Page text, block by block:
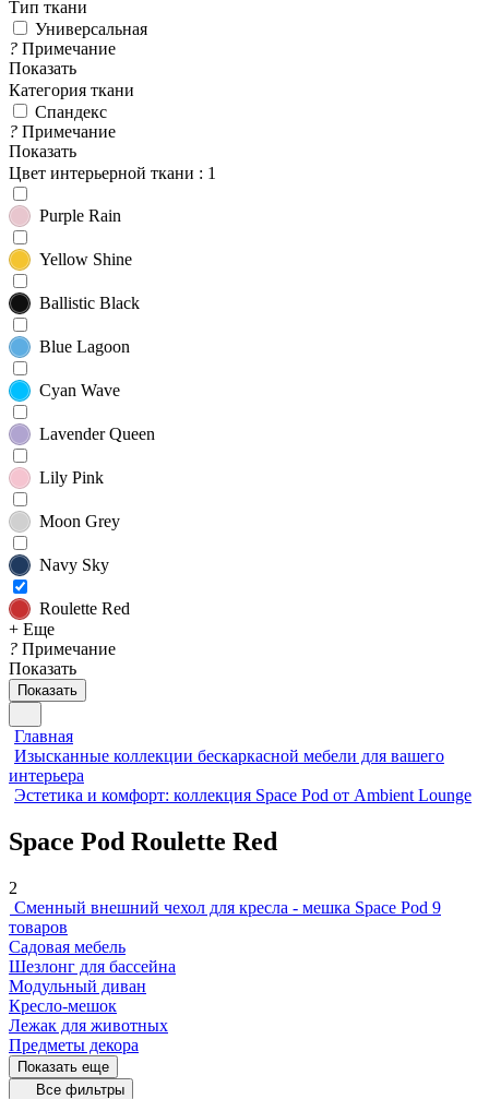
Тип ткани
Универсальная
? Примечание
Показать
Категория ткани
Спандекс
? Примечание
Показать
Цвет интерьерной ткани : 1
Purple Rain
Yellow Shine
Ballistic Black
Blue Lagoon
Cyan Wave
Lavender Queen
Lily Pink
Moon Grey
Navy Sky
Roulette Red
+ Еще
? Примечание
Показать
Показать
Главная
Изысканные коллекции бескаркасной мебели для вашего
интерьера
Эстетика и комфорт: коллекция Space Pod от Ambient Lounge
Space Pod Roulette Red
2
Сменный внешний чехол для кресла - мешка Space Pod 9
товаров
Садовая мебель
Шезлонг для бассейна
Модульный диван
Кресло-мешок
Лежак для животных
Предметы декора
Показать еще
Все фильтры